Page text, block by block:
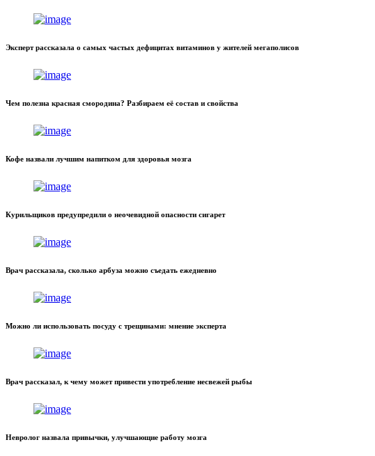
Эксперт рассказала о самых частых дефицитах витаминов у жителей мегаполисов
Чем полезна красная смородина? Разбираем её состав и свойства
Кофе назвали лучшим напитком для здоровья мозга
Курильщиков предупредили о неочевидной опасности сигарет
Врач рассказала, сколько арбуза можно съедать ежедневно
Можно ли использовать посуду с трещинами: мнение эксперта
Врач рассказал, к чему может привести употребление несвежей рыбы
Невролог назвала привычки, улучшающие работу мозга